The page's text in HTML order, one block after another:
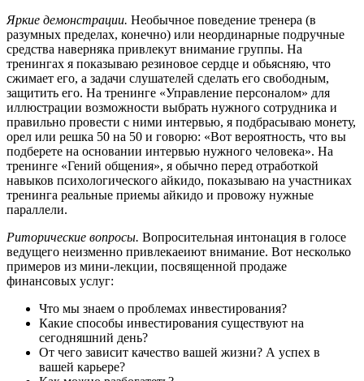
Яркие демонстрации. Необычное поведение тренера (в
разумных пределах, конечно) или неординарные подручные
средства наверняка привлекут внимание группы. На
тренингах я показываю резиновое сердце и обьясняю, что
сжимает его, а задачи слушателей сделать его свободным,
защитить его. На тренинге «Управление персоналом» для
иллюстрации возможности выбрать нужного сотрудника и
правильно провести с ними интервью, я подбрасываю монету,
орел или решка 50 на 50 и говорю: «Вот вероятность, что вы
подберете на основании интервью нужного человека». На
тренинге «Гений общения», я обычно перед отработкой
навыков психологического айкидо, показываю на участниках
тренинга реальные приемы айкидо и провожу нужные
параллели.
Риторические вопросы. Вопросительная интонация в голосе
ведущего неизменно привлекаеиют внимание. Вот несколько
примеров из мини-лекции, посвященной продаже
финансовых услуг:
Что мы знаем о проблемах инвестирования?
Какие способы инвестирования существуют на
сегодняшний день?
От чего зависит качество вашей жизни? А успех в
вашей карьере?